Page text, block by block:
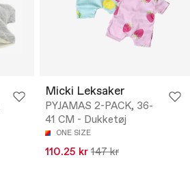
Micki Leksaker
PYJAMAS 2-PACK, 36-
41 CM - Dukketøj
ONE SIZE
110.25 kr 147 kr